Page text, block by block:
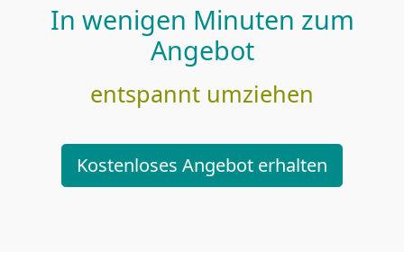
In wenigen Minuten zum
Angebot
entspannt umziehen
Kostenloses Angebot erhalten